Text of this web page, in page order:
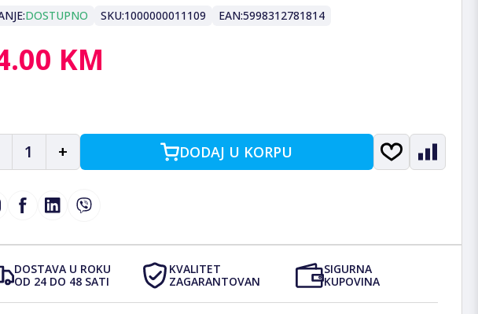
DOSTUPNO SKU:1000000011109 EAN:5998312781814
KM
1 + DODAJ U KORPU
DOSTAVA U ROKU
OD 24 DO 48 SATI
KVALITET
ZAGARANTOVAN
SIGURNA
KUPOVINA